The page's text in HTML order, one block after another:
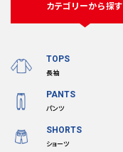
カテゴリーから探す
TOPS
長袖
PANTS
パンツ
SHORTS
ショーツ